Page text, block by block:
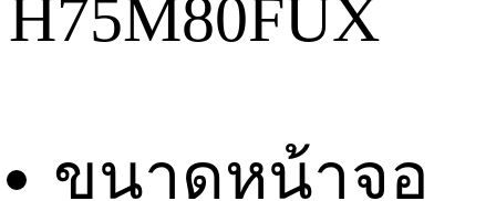
H75M80FUX
ขนาดหน้าจอ